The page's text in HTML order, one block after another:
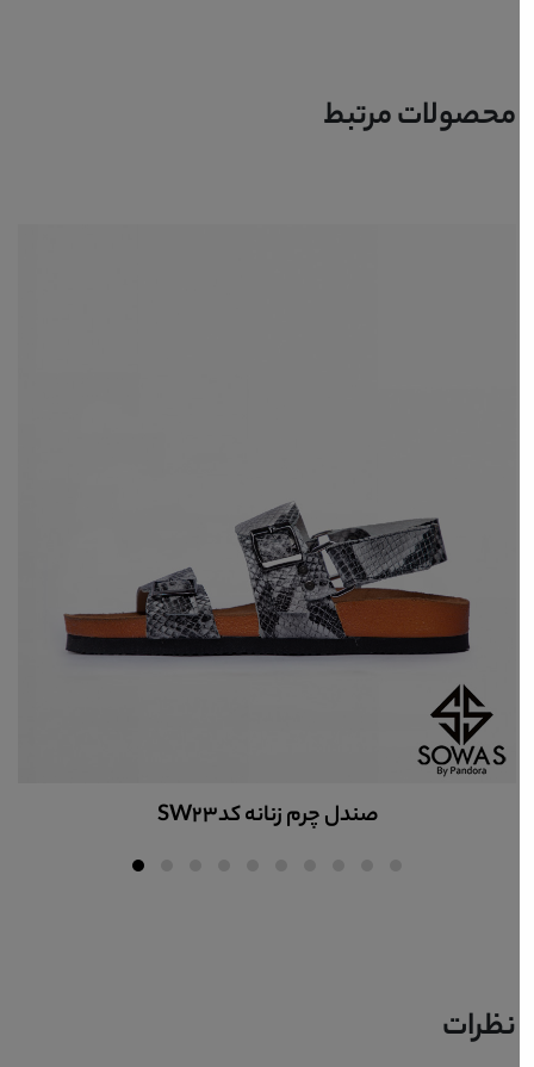
محصولات مرتبط
صندل چرم زنانه کدSW23
نظرات